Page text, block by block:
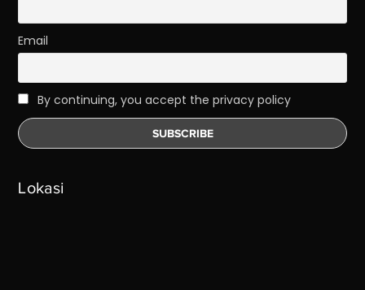
Email
By continuing, you accept the privacy policy
Lokasi